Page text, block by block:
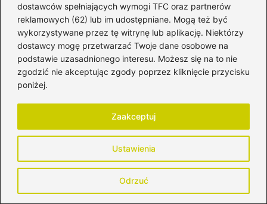
dostawców spełniających wymogi TFC oraz partnerów
reklamowych (62) lub im udostępniane. Mogą też być
wykorzystywane przez tę witrynę lub aplikację. Niektórzy
dostawcy mogę przetwarzać Twoje dane osobowe na
podstawie uzasadnionego interesu. Możesz się na to nie
zgodzić nie akceptując zgody poprzez kliknięcie przycisku
poniżej.
Ustawienia
Odrzuć
Zaakceptuj
Do przydatnych akcesoriów zalicza się torbę
na aparat, dodatkową kartę pamięci oraz
kolorowe rolki papieru do drukowania zdjęć.
Chwytne rekwizyty, takie jak balony czy
pluszowe zabawki, mogą także dodać zabawy
i urozmaicić zdjęcia.
Jak długo utrzymuje się gorączka przy
grypie u dzieci?
Praca oligofrenopedagoga z dzieckiem